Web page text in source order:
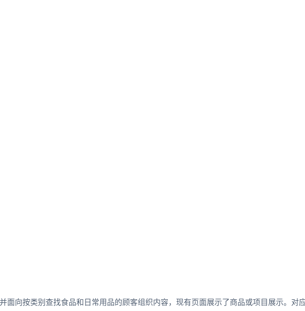
面向按类别查找食品和日常用品的顾客组织内容，现有页面展示了商品或项目展示。对